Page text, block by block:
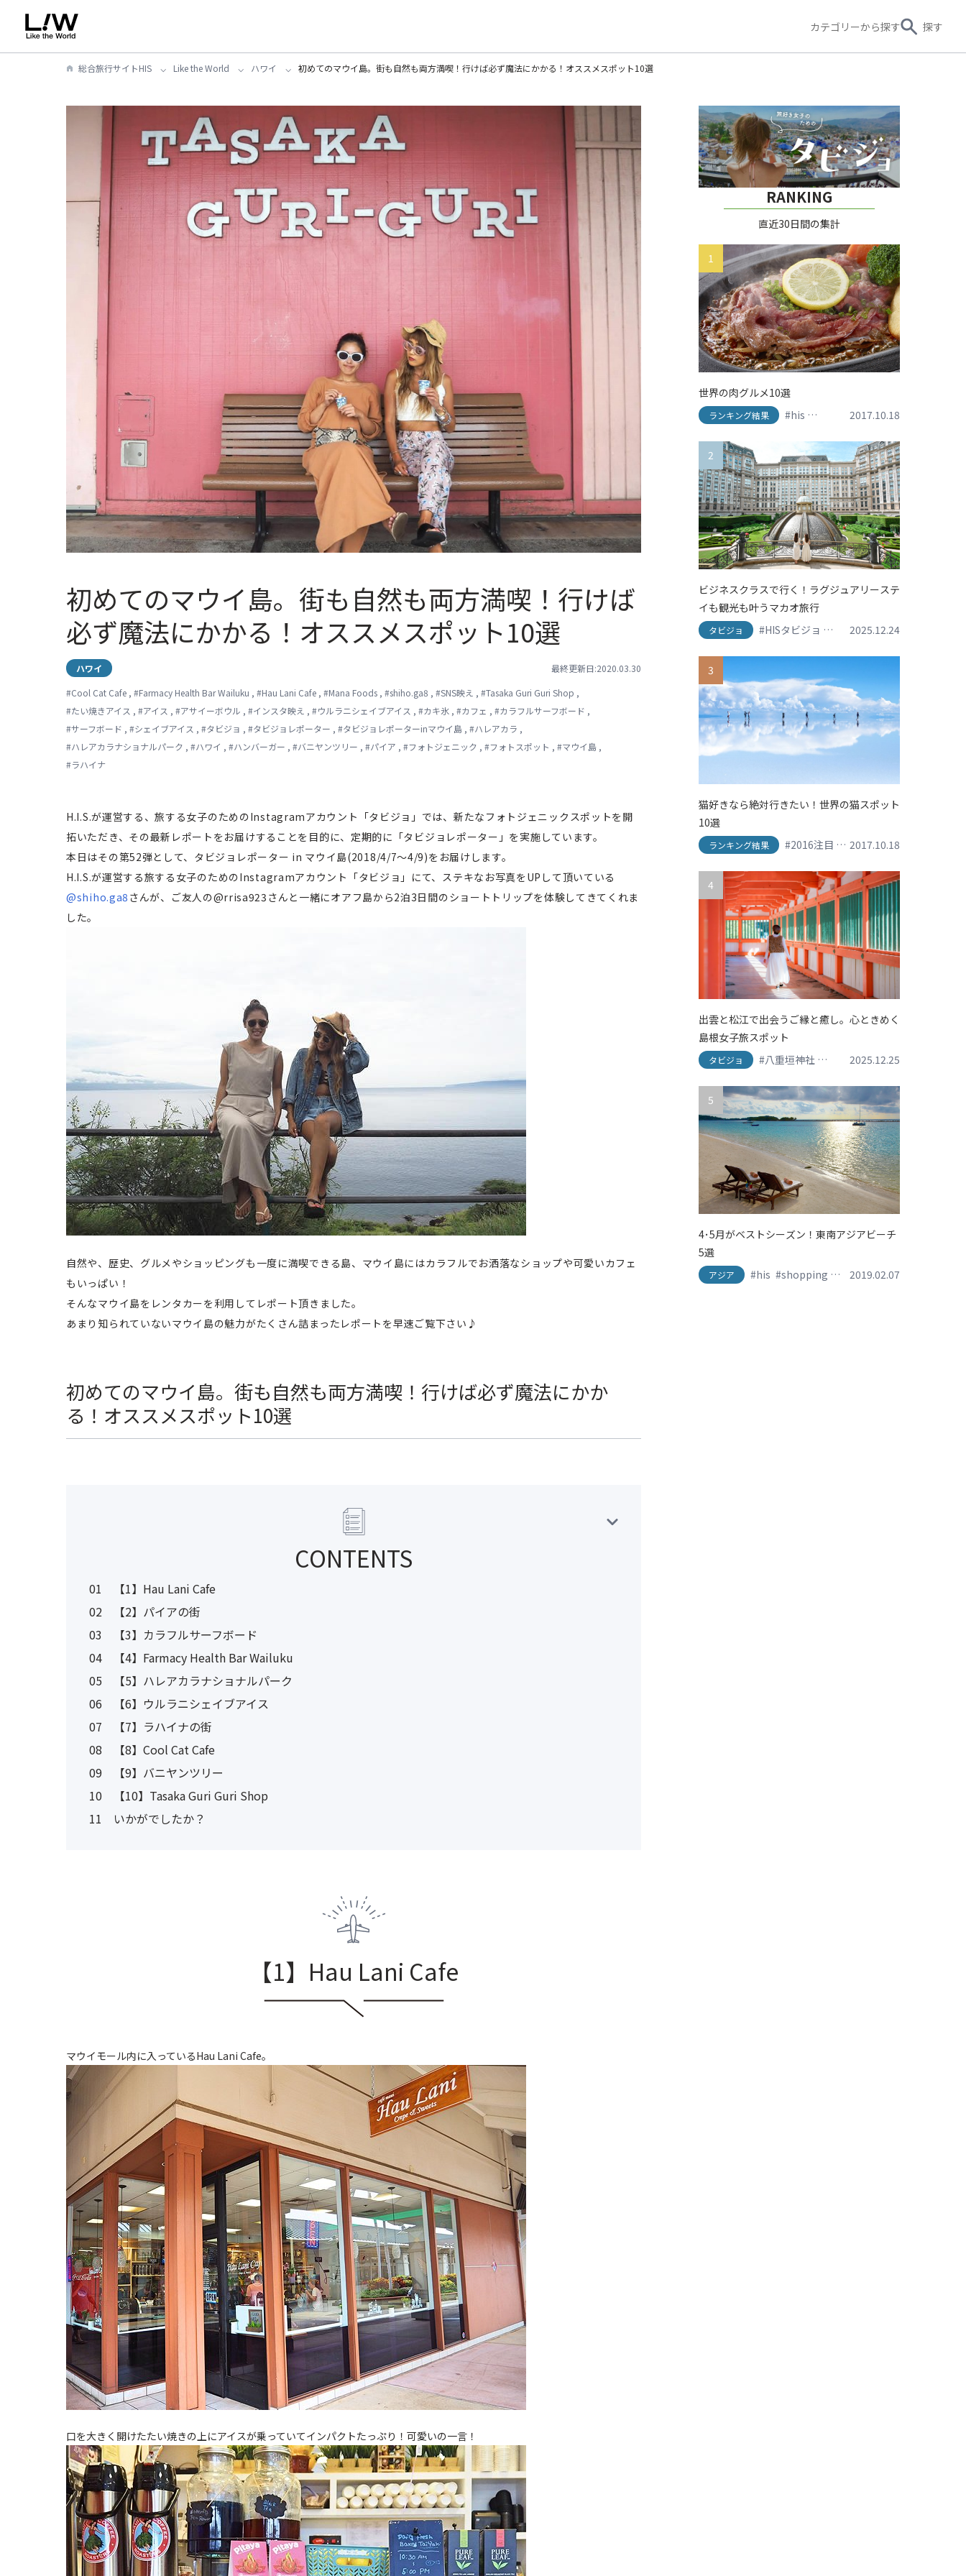
カテゴリーから探す 探す
総合旅行サイトHIS Like the World ハワイ 初めてのマウイ島。街も自然も両方満喫！行けば必ず魔法にかかる！オススメスポット10選
初めてのマウイ島。街も自然も両方満喫！行けば
必ず魔法にかかる！オススメスポット10選
ハワイ
#Cool Cat Cafe , #Farmacy Health Bar Wailuku , #Hau Lani Cafe , #Mana Foods , #shiho.ga8 , #SNS映え , #Tasaka Guri Guri Shop ,
#たい焼きアイス , #アイス , #アサイーボウル , #インスタ映え , #ウルラニシェイブアイス , #カキ氷 , #カフェ , #カラフルサーフボード ,
#サーフボード , #シェイブアイス , #タビジョ , #タビジョレポーター , #タビジョレポーターinマウイ島 , #ハレアカラ ,
#ハレアカラナショナルパーク , #ハワイ , #ハンバーガー , #バニヤンツリー , #パイア , #フォトジェニック , #フォトスポット , #マウイ島 ,
#ラハイナ
最終更新日:2020.03.30
H.I.S.が運営する、旅する女子のためのInstagramアカウント「タビジョ」では、新たなフォトジェニックスポットを開
拓いただき、その最新レポートをお届けすることを目的に、定期的に「タビジョレポーター」を実施しています。
本日はその第52弾として、タビジョレポーター in マウイ島(2018/4/7～4/9)をお届けします。
H.I.S.が運営する旅する女子のためのInstagramアカウント「タビジョ」にて、ステキなお写真をUPして頂いている
@shiho.ga8 さんが、ご友人の@rrisa923さんと一緒にオアフ島から2泊3日間のショートトリップを体験してきてくれま
した。
自然や、歴史、グルメやショッピングも一度に満喫できる島、マウイ島にはカラフルでお洒落なショップや可愛いカフェ
もいっぱい！
そんなマウイ島をレンタカーを利用してレポート頂きました。
あまり知られていないマウイ島の魅力がたくさん詰まったレポートを早速ご覧下さい♪
初めてのマウイ島。街も自然も両方満喫！行けば必ず魔法にかか
る！オススメスポット10選
CONTENTS
01
【1】Hau Lani Cafe
02
【2】パイアの街
03
【3】カラフルサーフボード
04
【4】Farmacy Health Bar Wailuku
05
【5】ハレアカラナショナルパーク
06
【6】ウルラニシェイブアイス
07
【7】ラハイナの街
08
【8】Cool Cat Cafe
09
【9】バニヤンツリー
10
【10】Tasaka Guri Guri Shop
11
いかがでしたか？
【1】Hau Lani Cafe
マウイモール内に入っているHau Lani Cafe。
口を大きく開けたたい焼きの上にアイスが乗っていてインパクトたっぷり！可愛いの一言！
RANKING
直近30日間の集計
1
世界の肉グルメ10選
ランキング結果 #his #travel #アメリカ
2017.10.18
2
ビジネスクラスで行く！ラグジュアリーステ
イも観光も叶うマカオ旅行
タビジョ #HISタビジョ #HISタビジョレポーター
2025.12.24
3
猫好きなら絶対行きたい！世界の猫スポット
10選
ランキング結果 #2016注目 #his #shopping
2017.10.18
4
出雲と松江で出会うご縁と癒し。心ときめく
島根女子旅スポット
タビジョ #八重垣神社 #出雲 #出雲大社
2025.12.25
5
4･5月がベストシーズン！東南アジアビーチ
5選
アジア #his #shopping #travel #おしゃれ旅
2019.02.07